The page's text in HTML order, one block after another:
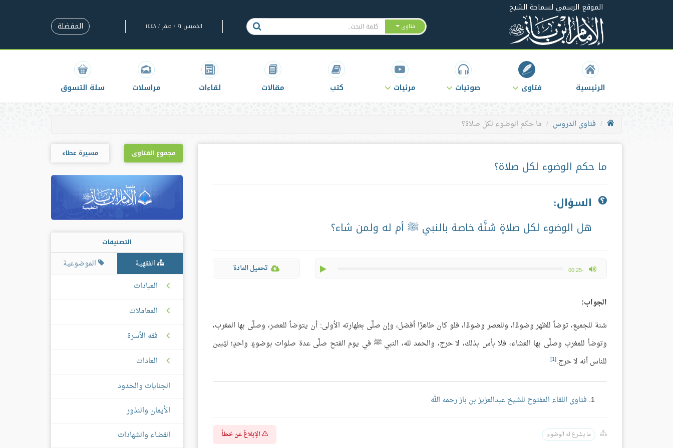
الموقع الرسمي لسماحة الشيخ
فتاوى الخميس ٢١ / صفر / ١٤٤٨ المفضلة
الرئيسية فتاوى صوتيات مرئيات كتب مقالات لقاءات مراسلات سلة التسوق
فتاوى الدروس ما حكم الوضوء لكل صلاة؟
ما حكم الوضوء لكل صلاة؟
السؤال:
هل الوضوء لكل صلاةٍ سُنَّة خاصة بالنبي ﷺ أم له ولمن شاء؟
-00:25
max volume تحميل المادة
الجواب:
سُنة للجميع، توضأ للظهر وضوءًا، وللعصر وضوءًا، فلو كان طاهرًا أفضل، وإن صلَّى بطهارته الأولى: أن يتوضأ للعصر، وصلَّى بها المغرب،
وتوضأ للمغرب وصلَّى بها العشاء، فلا بأس بذلك، لا حرج، والحمد لله، النبي ﷺ في يوم الفتح صلَّى عدة صلوات بوضوءٍ واحدٍ؛ ليُبين
للناس أنه لا حرج.[1]
فتاوى اللقاء المفتوح للشيخ عبدالعزيز بن باز رحمه الله
ما يشرع له الوضوء الإبلاغ عن خطأ
مجموع الفتاوى مسيرة عطاء
التصنيفات
الفقهية
الموضوعية
العبادات
المعاملات
فقه الأسرة
العادات
الجنايات والحدود
الأيمان والنذور
القضاء والشهادات